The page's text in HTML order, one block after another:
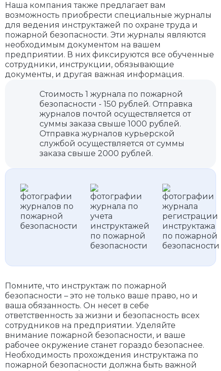
Наша компания также предлагает вам
возможность приобрести специальные журналы
для ведения инструктажей по охране труда и
пожарной безопасности. Эти журналы являются
необходимым документом на вашем
предприятии. В них фиксируются все обученные
сотрудники, инструкции, обязывающие
документы, и другая важная информация.
Стоимость 1 журнала по пожарной
безопасности - 150 рублей. Отправка
журналов почтой осуществляется от
суммы заказа свыше 1000 рублей.
Отправка журналов курьерской
службой осуществляется от суммы
заказа свыше 2000 рублей.
Помните, что инструктаж по пожарной
безопасности – это не только ваше право, но и
ваша обязанность. Он несет в себе
ответственность за жизни и безопасность всех
сотрудников на предприятии. Уделяйте
внимание пожарной безопасности, и ваше
рабочее окружение станет гораздо безопаснее.
Необходимость прохождения инструктажа по
пожарной безопасности должна быть важной